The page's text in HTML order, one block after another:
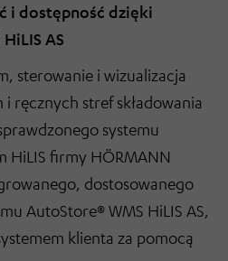
i dostępność dzięki
AS
sterowanie i wizualizacja
ręcznych stref składowania
systemu
HiLIS firmy HÖRMANN
dostosowanego
AutoStore® WMS HiLIS AS,
klienta za pomocą